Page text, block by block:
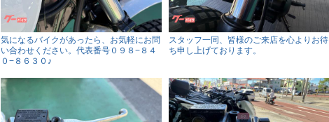
気になるバイクがあったら、お気軽にお問
い合わせください。代表番号０９８−８４
０−８６３０♪
スタッフ一同、皆様のご来店を心よりお待
ち申し上げております。